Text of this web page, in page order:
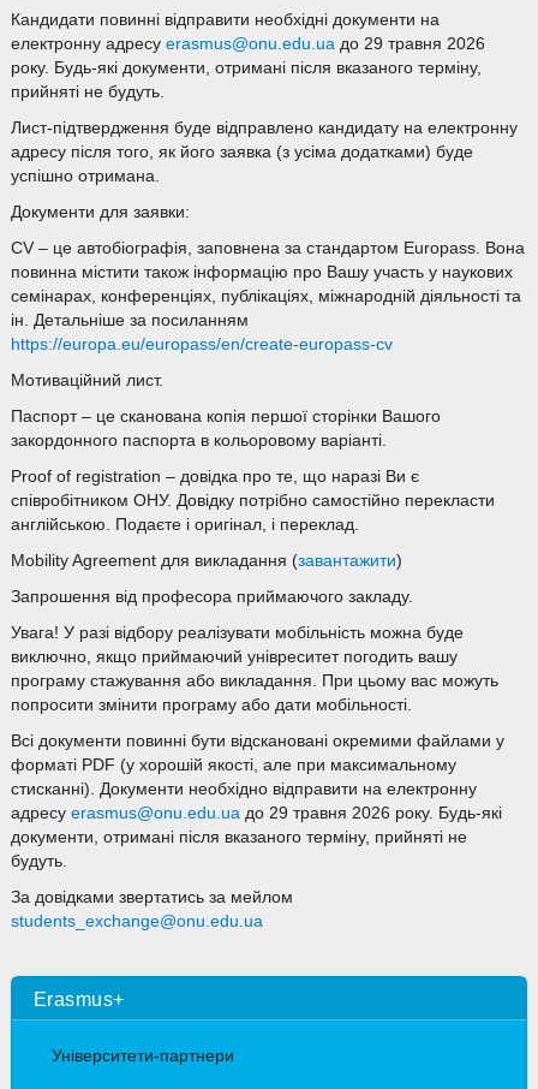
Кандидати повинні відправити необхідні документи на
електронну адресу erasmus@onu.edu.uaдо 29 травня 2026
року. Будь-які документи, отримані після вказаного терміну,
прийняті не будуть.
Лист-підтвердження буде відправлено кандидату на електронну
адресу після того, як його заявка (з усіма додатками) буде
успішно отримана.
Документи для заявки:
CV – це автобіографія, заповнена за стандартом Europass. Вона
повинна містити також інформацію про Вашу участь у наукових
семінарах, конференціях, публікаціях, міжнародній діяльності та
ін. Детальніше за посиланням
https://europa.eu/europass/en/create-europass-cv
Мотиваційний лист.
Паспорт – це сканована копія першої сторінки Вашого
закордонного паспорта в кольоровому варіанті.
Proof of registration – довідка про те, що наразі Ви є
співробітником ОНУ. Довідку потрібно самостійно перекласти
англійською. Подаєте і оригінал, і переклад.
Mobility Agreement для викладання (завантажити)
Запрошення від професора приймаючого закладу.
Увага! У разі відбору реалізувати мобільність можна буде
виключно, якщо приймаючий унівреситет погодить вашу
програму стажування або викладання. При цьому вас можуть
попросити змінити програму або дати мобільності.
Всі документи повинні бути відскановані окремими файлами у
форматі PDF (у хорошій якості, але при максимальному
стисканні). Документи необхідно відправити на електронну
адресу erasmus@onu.edu.uaдо 29 травня 2026 року. Будь-які
документи, отримані після вказаного терміну, прийняті не
будуть.
За довідками звертатись за мейлом
students_exchange@onu.edu.ua
Erasmus+
Університети-партнери